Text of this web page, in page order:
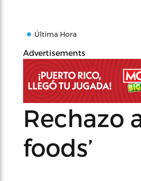
Última Hora
Advertisements
Rechazo
foods’